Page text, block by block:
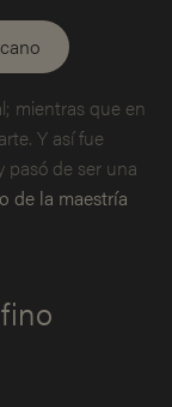
mientras que en
Y así fue
pasó de ser una
de la maestría